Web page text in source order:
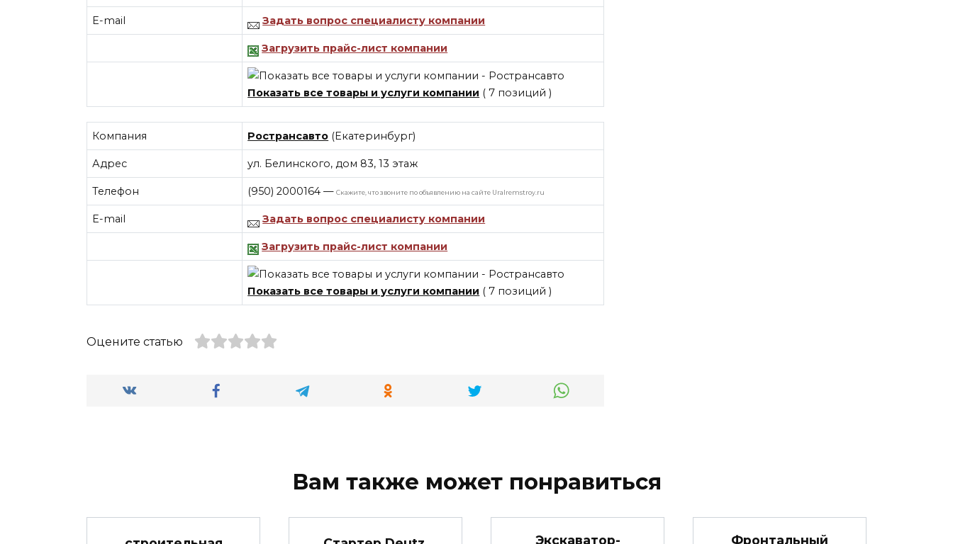
E-mail Задать вопрос специалисту компании
Загрузить прайс-лист компании
Показать все товары и услуги компании ( 7 позиций )
Компания Ространсавто (Екатеринбург)
Адрес ул. Белинского, дом 83, 13 этаж
Телефон (950) 2000164 —Скажите, что звоните по объявлению на сайте Uralremstroy.ru
E-mail Задать вопрос специалисту компании
Загрузить прайс-лист компании
Показать все товары и услуги компании ( 7 позиций )
Оцените статью
Вам также может понравиться
Экскаватор- Фронтальный